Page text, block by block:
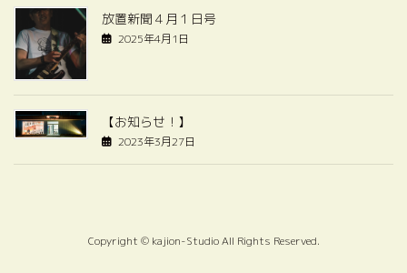
放置新聞４月１日号
2025年4月1日
【お知らせ！】
2023年3月27日
Copyright © kajion-Studio All Rights Reserved.